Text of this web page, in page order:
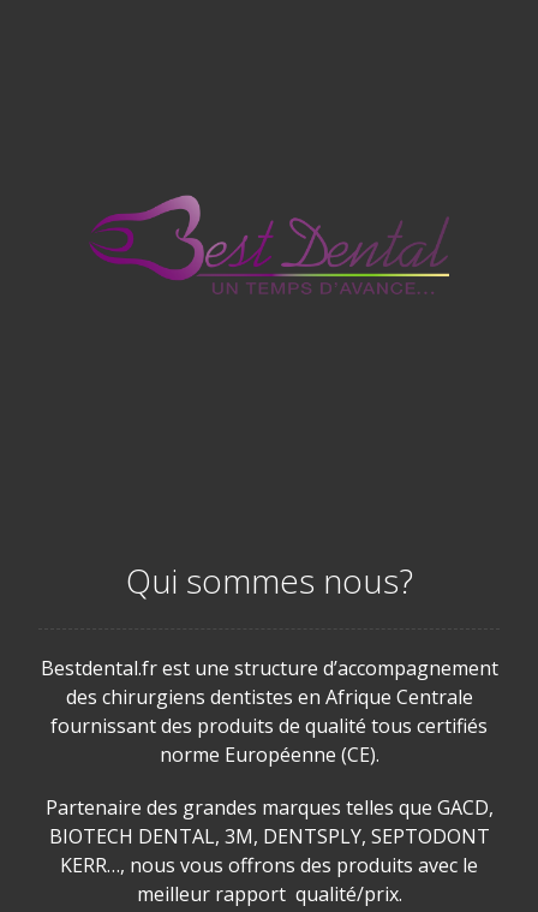
Qui sommes nous?
Bestdental.fr est une structure d’accompagnement
des chirurgiens dentistes en Afrique Centrale
fournissant des produits de qualité tous certifiés
norme Européenne (CE).
Partenaire des grandes marques telles que GACD,
BIOTECH DENTAL, 3M, DENTSPLY, SEPTODONT
KERR…, nous vous offrons des produits avec le
meilleur rapport qualité/prix.